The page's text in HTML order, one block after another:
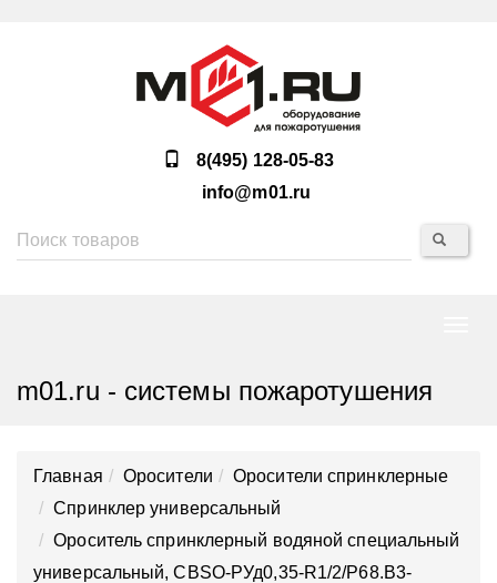
8(495) 128-05-83
info@m01.ru
m01.ru - системы пожаротушения
Главная Оросители
Оросители спринклерные
Спринклер универсальный
Ороситель спринклерный водяной специальный
универсальный, СBSO-РУд0,35-R1/2/Р68.В3-